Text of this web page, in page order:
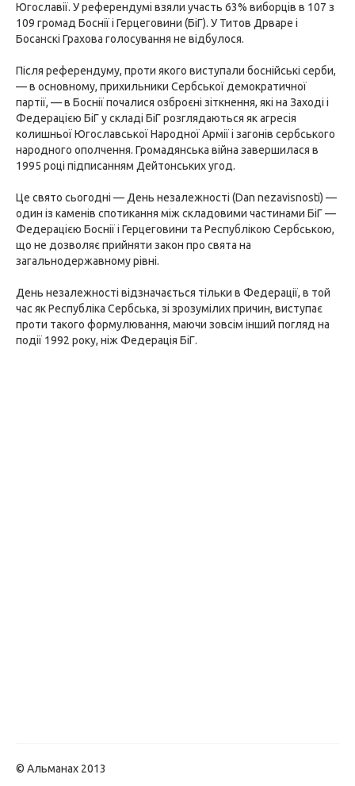
Югославії. У референдумі взяли участь 63% виборців в 107 з
109 громад Боснії і Герцеговини (БіГ). У Титов Дрваре і
Босанскі Грахова голосування не відбулося.
Після референдуму, проти якого виступали боснійські серби,
— в основному, прихильники Сербської демократичної
партії, — в Боснії почалися озброєні зіткнення, які на Заході і
Федерацією БіГ у складі БіГ розглядаються як агресія
колишньої Югославської Народної Армії і загонів сербського
народного ополчення. Громадянська війна завершилася в
1995 році підписанням Дейтонських угод.
Це свято сьогодні — День незалежності (Dan nezavisnosti) —
один із каменів спотикання між складовими частинами БіГ —
Федерацією Боснії і Герцеговини та Республікою Сербською,
що не дозволяє прийняти закон про свята на
загальнодержавному рівні.
День незалежності відзначається тільки в Федерації, в той
час як Республіка Сербська, зі зрозумілих причин, виступає
проти такого формулювання, маючи зовсім інший погляд на
події 1992 року, ніж Федерація БіГ.
© Альманах 2013